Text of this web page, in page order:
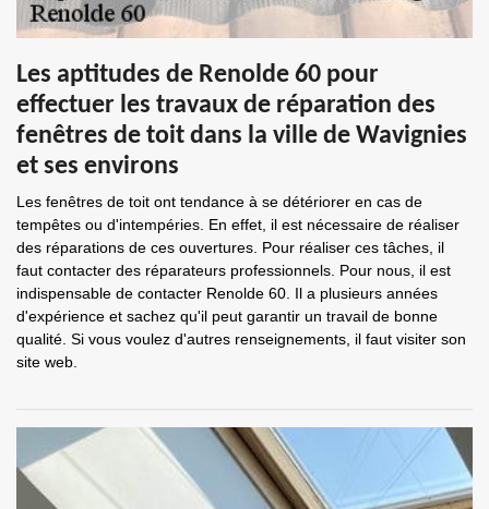
Les aptitudes de Renolde 60 pour
effectuer les travaux de réparation des
fenêtres de toit dans la ville de Wavignies
et ses environs
Les fenêtres de toit ont tendance à se détériorer en cas de
tempêtes ou d'intempéries. En effet, il est nécessaire de réaliser
des réparations de ces ouvertures. Pour réaliser ces tâches, il
faut contacter des réparateurs professionnels. Pour nous, il est
indispensable de contacter Renolde 60. Il a plusieurs années
d'expérience et sachez qu'il peut garantir un travail de bonne
qualité. Si vous voulez d'autres renseignements, il faut visiter son
site web.